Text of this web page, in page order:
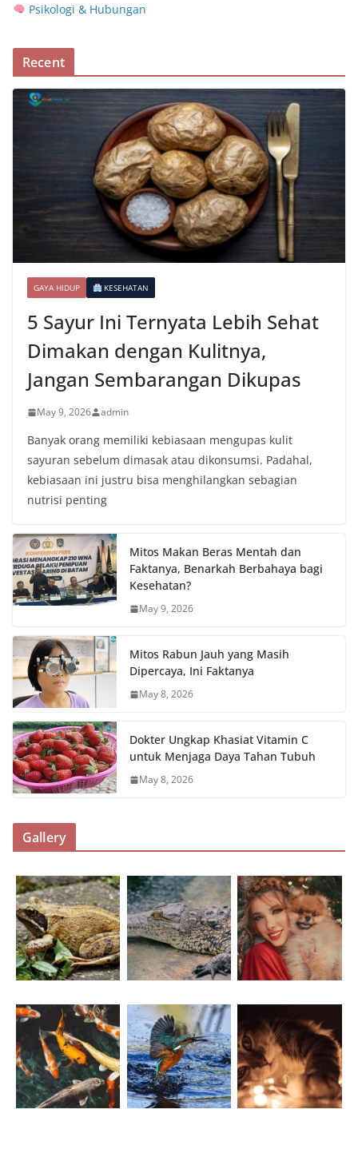
Psikologi & Hubungan
Recent
GAYA HIDUP KESEHATAN
5 Sayur Ini Ternyata Lebih Sehat
Dimakan dengan Kulitnya,
Jangan Sembarangan Dikupas
May 9, 2026 admin
Banyak orang memiliki kebiasaan mengupas kulit
sayuran sebelum dimasak atau dikonsumsi. Padahal,
kebiasaan ini justru bisa menghilangkan sebagian
nutrisi penting
Mitos Makan Beras Mentah dan
Faktanya, Benarkah Berbahaya bagi
Kesehatan?
May 9, 2026
Mitos Rabun Jauh yang Masih
Dipercaya, Ini Faktanya
May 8, 2026
Dokter Ungkap Khasiat Vitamin C
untuk Menjaga Daya Tahan Tubuh
May 8, 2026
Gallery